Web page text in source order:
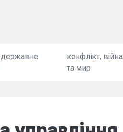
державне
конфлікт, війна
та мир